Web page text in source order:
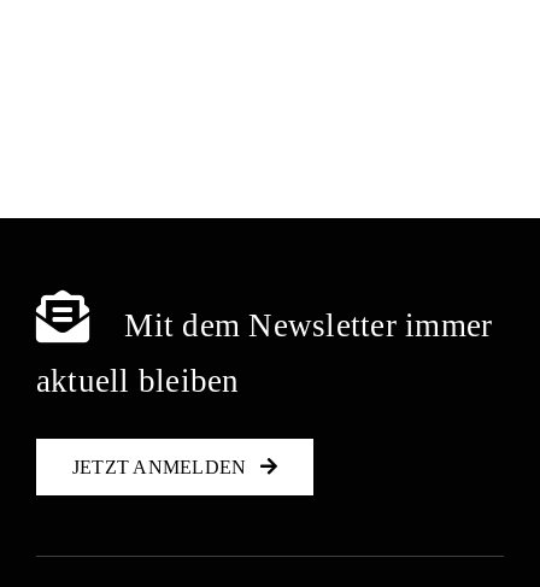
Mit dem Newsletter immer
aktuell bleiben
JETZT ANMELDEN